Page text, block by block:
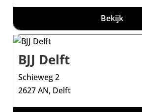
Bekijk
BJJ Delft
Schieweg 2
2627 AN, Delft